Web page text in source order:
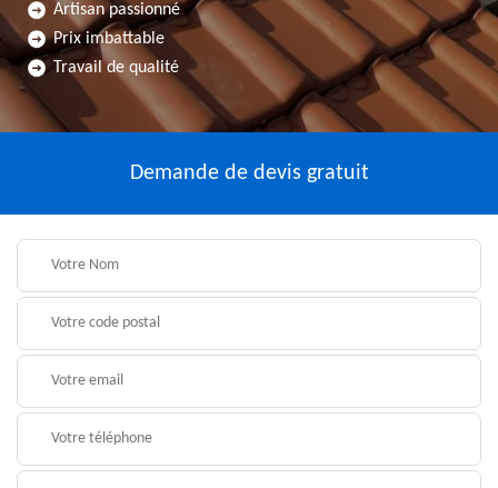
Artisan passionné
Prix imbattable
Travail de qualité
Demande de devis gratuit